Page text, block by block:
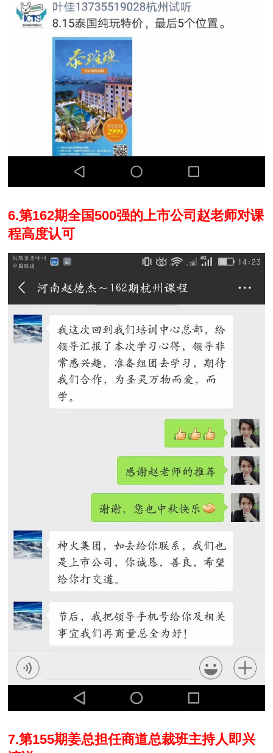
6.第162期全国500强的上市公司赵老师对课
程高度认可
7.第155期姜总担任商道总裁班主持人即兴